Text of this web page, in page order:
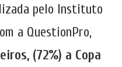
pelo Instituto
a QuestionPro,
(72%) a Copa